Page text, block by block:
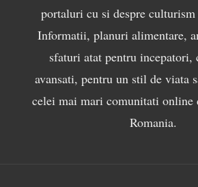
portaluri cu si despre
Informatii, planuri alimentare,
sfaturi atat pentru incepatori,
avansati, pentru un stil de viata
celei mai mari comunitati
Romania.